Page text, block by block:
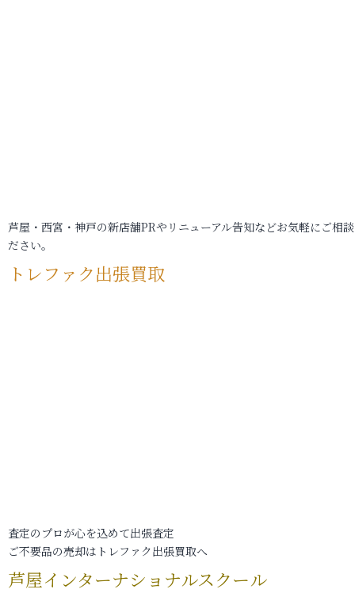
芦屋・西宮・神戸の新店舗PRやリニューアル告知などお気軽にご相
ださい。
トレファク出張買取
査定のプロが心を込めて出張査定
ご不要品の売却はトレファク出張買取へ
芦屋インターナショナルスクール